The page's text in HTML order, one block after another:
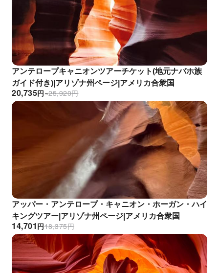
アンテロープキャニオンツアーチケット(地元ナバホ族
ガイド付き)|アリゾナ州ページ|アメリカ合衆国
円
20,735 ~ 円
25,920
アッパー・アンテロープ・キャニオン・ホーガン・ハイ
キングツアー|アリゾナ州ページ|アメリカ合衆国
円
14,701 円
18,375